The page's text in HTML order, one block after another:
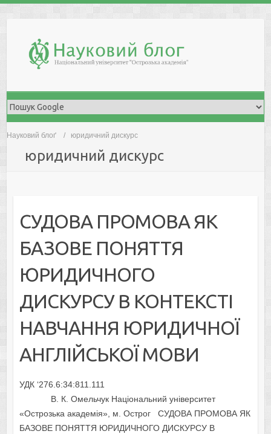
Науковий блоґ юридичний дискурс
юридичний дискурс
СУДОВА ПРОМОВА ЯК
БАЗОВЕ ПОНЯТТЯ
ЮРИДИЧНОГО
ДИСКУРСУ В КОНТЕКСТІ
НАВЧАННЯ ЮРИДИЧНОЇ
АНГЛІЙСЬКОЇ МОВИ
УДК ‘276.6:34:811.111
В. К. Омельчук Національний університет
«Острозька академія», м. Острог СУДОВА ПРОМОВА ЯК
БАЗОВЕ ПОНЯТТЯ ЮРИДИЧНОГО ДИСКУРСУ В